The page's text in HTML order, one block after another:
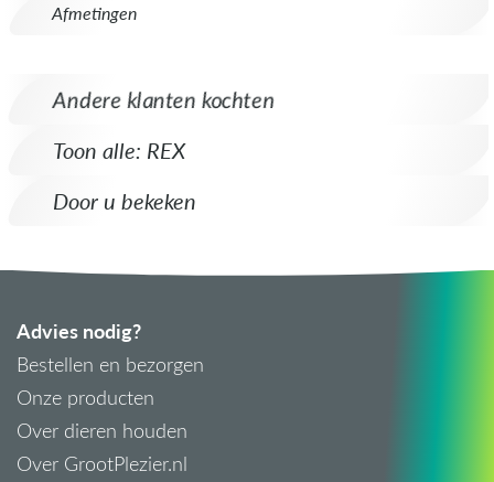
Afmetingen
Andere klanten kochten
Toon alle: REX
Door u bekeken
Advies nodig?
Bestellen en bezorgen
Onze producten
Over dieren houden
Over GrootPlezier.nl